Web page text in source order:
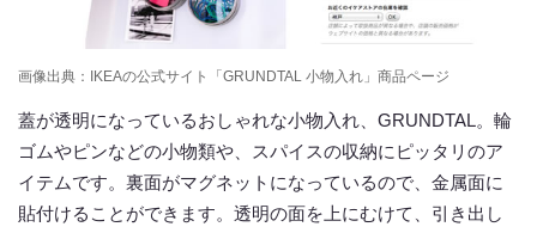
画像出典：IKEAの公式サイト「GRUNDTAL 小物入れ」商品ページ
蓋が透明になっているおしゃれな小物入れ、GRUNDTAL。輪
ゴムやピンなどの小物類や、スパイスの収納にピッタリのア
イテムです。裏面がマグネットになっているので、金属面に
貼付けることができます。透明の面を上にむけて、引き出し